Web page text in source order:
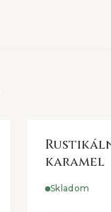
karamel
Skladom